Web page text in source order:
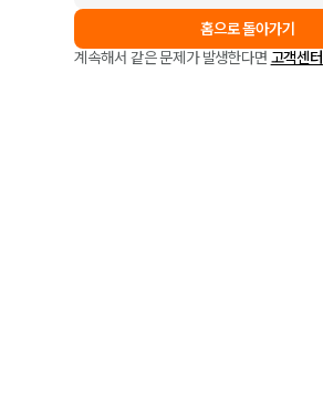
홈으로 돌아가기
계속해서 같은 문제가 발생한다면 고객센터